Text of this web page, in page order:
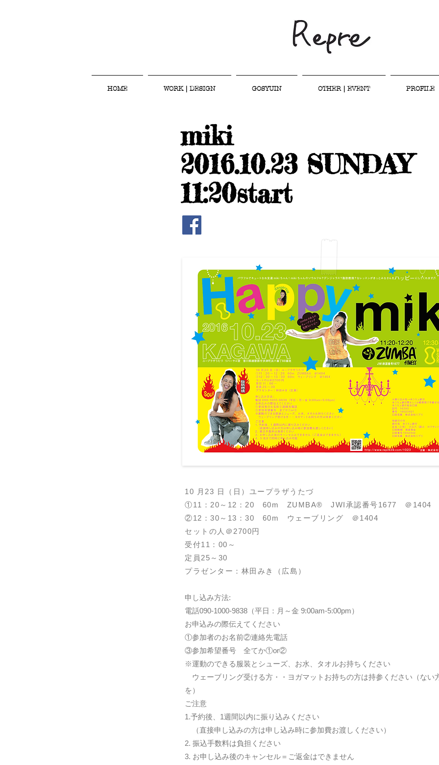
HOME WORK｜DESIGN GOSYUIN OTHER｜EVENT PROFILE
miki
2016.10.23 SUNDAY
11:20start
10 月23 日（日）ユープラザうたづ
①11：20～12：20 60m ZUMBA® JWI承認番号1677 ＠
②12：30～13：30 60m ウェーブリング ＠1404
セットの人＠2700円
受付11：00～
定員25～30
プラゼンター：林田みき（広島）
申し込み方法:
電話090-1000-9838（平日：月～金 9:00am-5:00pm）
お申込みの際伝えてください
①参加者のお名前②連絡先電話
③参加希望番号 全てか①or②
※運動のできる服装とシューズ、お水、タオルお持ちください
ウェーブリング受ける方・・ヨガマットお持ちの方は持参ください（ない
を）
ご注意
1.予約後、1週間以内に振り込みください
（直接申し込みの方は申し込み時に参加費お渡しください）
2. 振込手数料は負担ください
3. お申し込み後のキャンセル＝ご返金はできません